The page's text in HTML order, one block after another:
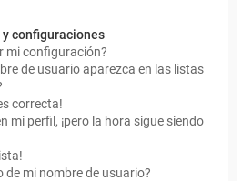
configuraciones
mi configuración?
de usuario aparezca en las listas
correcta!
mi perfil, ¡pero la hora sigue siendo
de mi nombre de usuario?